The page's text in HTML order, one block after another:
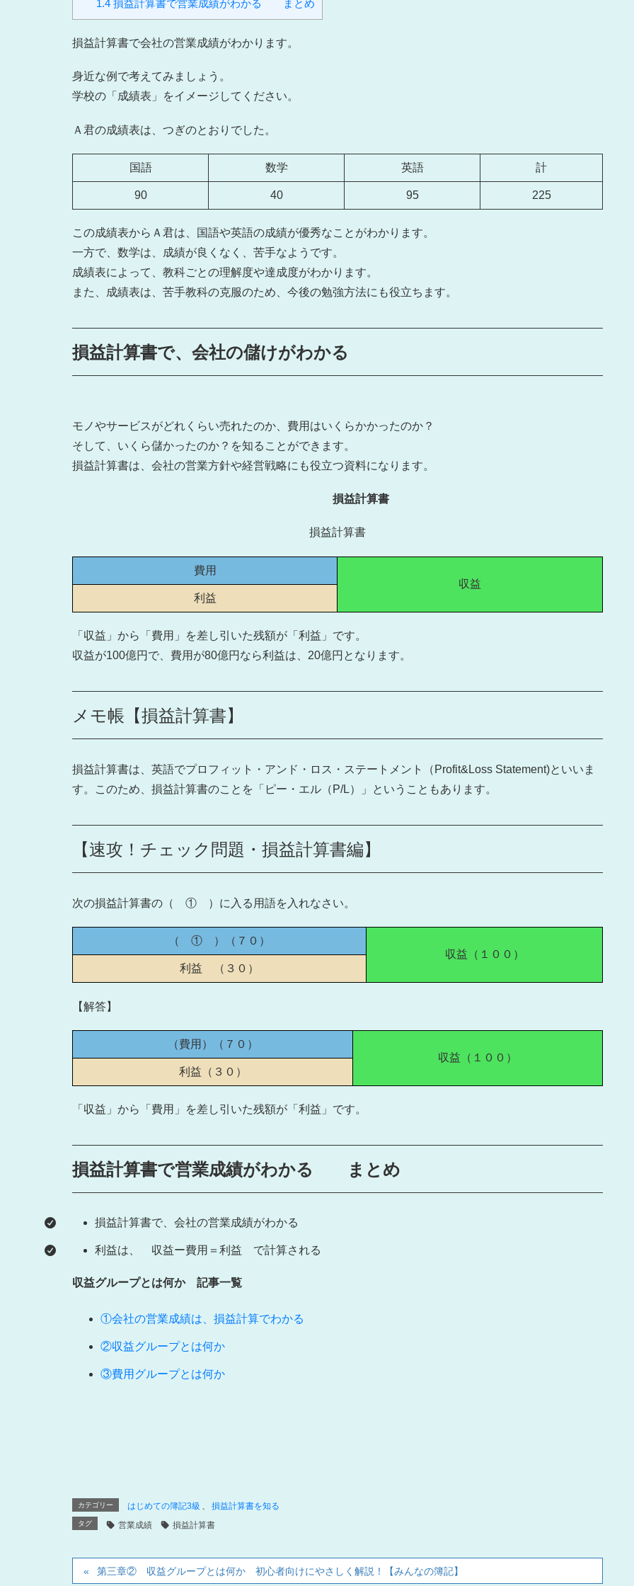
1.4損益計算書で営業成績がわかる まとめ
損益計算書で会社の営業成績がわかります。
身近な例で考えてみましょう。
学校の「成績表」をイメージしてください。
Ａ君の成績表は、つぎのとおりでした。
国語 数学 英語 計
90 40 95 225
この成績表からＡ君は、国語や英語の成績が優秀なことがわかります。
一方で、数学は、成績が良くなく、苦手なようです。
成績表によって、教科ごとの理解度や達成度がわかります。
また、成績表は、苦手教科の克服のため、今後の勉強方法にも役立ちます。
損益計算書で、会社の儲けがわかる
モノやサービスがどれくらい売れたのか、費用はいくらかかったのか？
そして、いくら儲かったのか？を知ることができます。
損益計算書は、会社の営業方針や経営戦略にも役立つ資料になります。
損益計算書
損益計算書
費用
収益
利益
「収益」から「費用」を差し引いた残額が「利益」です。
収益が100億円で、費用が80億円なら利益は、20億円となります。
メモ帳【損益計算書】
損益計算書は、英語でプロフィット・アンド・ロス・ステートメント（Profit&Loss Statement)といいま
す。このため、損益計算書のことを「ピー・エル（P/L）」ということもあります。
【速攻！チェック問題・損益計算書編】
次の損益計算書の（ ① ）に入る用語を入れなさい。
（ ① ）（７０）
収益（１００）
利益 （３０）
【解答】
（費用）（７０）
収益（１００）
利益（３０）
「収益」から「費用」を差し引いた残額が「利益」です。
損益計算書で営業成績がわかる まとめ
損益計算書で、会社の営業成績がわかる
利益は、 収益ー費用＝利益 で計算される
収益グループとは何か 記事一覧
①会社の営業成績は、損益計算でわかる
②収益グループとは何か
③費用グループとは何か
カテゴリー はじめての簿記3級 、 損益計算書を知る
タグ 営業成績 損益計算書
第三章② 収益グループとは何か 初心者向けにやさしく解説！【みんなの簿記】